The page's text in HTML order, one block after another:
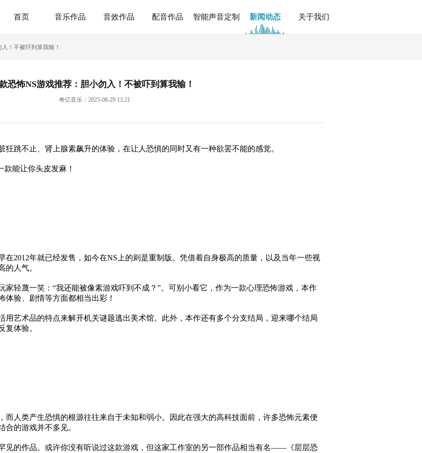
首页 音乐作品 音效作品 配音作品 智能声音定制 新闻动态 关于我们
！不被吓到算我输！
恐怖NS游戏推荐：胆小勿入！不被吓到算我输！
奇亿音乐：2025-08-29 13:21
狂跳不止、肾上腺素飙升的体验，在让人恐惧的同时又有一种欲罢不能的感觉。
能让你头皮发麻！
在2012年就已经发售，如今在NS上的则是重制版。凭借着自身极高的质量，以及当年一些视
的人气。
家轻蔑一笑：“我还能被像素游戏吓到不成？”。可别小看它，作为一款心理恐怖游戏，本作
体验、剧情等方面都相当出彩！
用艺术品的特点来解开机关谜题逃出美术馆。此外，本作还有多个分支结局，迎来哪个结局
复体验。
而人类产生恐惧的根源往往来自于未知和弱小。因此在强大的高科技面前，许多恐怖元素便
合的游戏并不多见。
见的作品。或许你没有听说过这款游戏，但这家工作室的另一部作品相当有名——《层层恐